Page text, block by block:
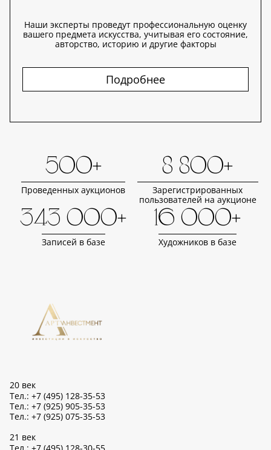
Наши эксперты проведут профессиональную оценку
вашего предмета искусства, учитывая его состояние,
авторство, историю и другие факторы
Подробнее
500+
Проведенных аукционов
8 800+
Зарегистрированных
пользователей на аукционе
343 000+
Записей в базе
16 000+
Художников в базе
20 век
Тел.: +7 (495) 128-35-53
Тел.: +7 (925) 905-35-53
Тел.: +7 (925) 075-35-53
21 век
Тел.: +7 (495) 128-30-55